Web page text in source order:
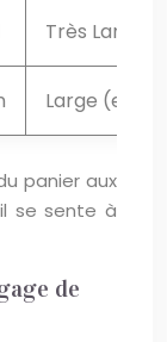
Très Large
Large
panier aux
se sente à
de